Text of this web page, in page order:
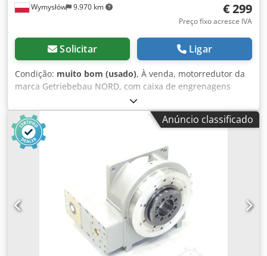
Wymysłów 9.970 km € 299
Preço fixo acresce IVA
Solicitar Ligar
Condição: muito bom (usado), À venda, motorredutor da
marca Getriebebau NORD, com caixa de engrenagens
helicoidal e motor trifásico. O equipamento está
totalmente operacional, testado e pronto para uso. O
estado técnico é muito bom, com sinais normais de uso,
decorrentes da sua utilização. O motorredutor é ideal para
a transmissão de força em transportadores,
alimentadores, máquinas industriais, agitadores e outros
equipamentos que requerem um elevado binário a baixa
velocidade. Dados técnicos: Fabricante da caixa de
engrenagens: Getriebebau NORD Tipo de caixa de
engrenagens: 1S50VZ.71 L/4 Rácio de transmissão: i =
35,00 Velocidade de saída: 40 rpm Fabricante do motor:
NORD Tipo de motor: SK 71L/4 Potência: 0,37 kW
Alimentação: 230/400 V Δ/Y (50 Hz) 265/460 V Δ/Y (60 Hz)
Anúncio classificado